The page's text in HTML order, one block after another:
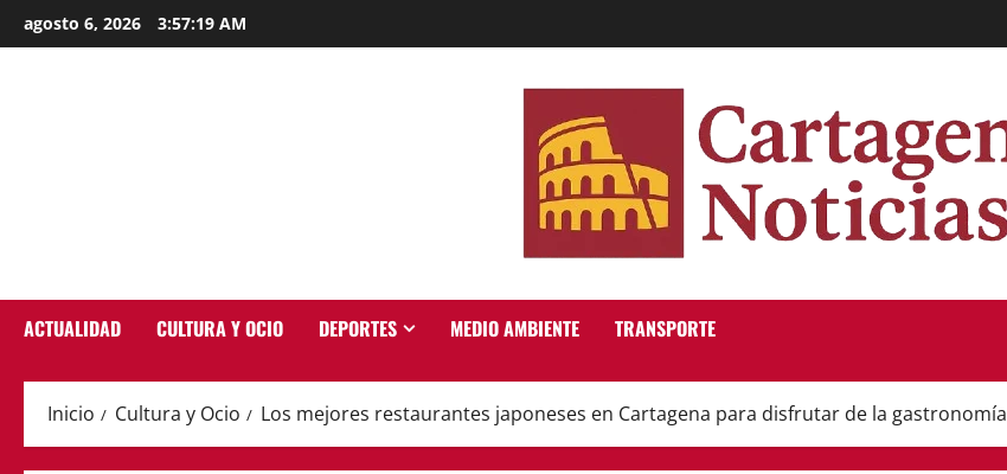
al
agosto 6, 2026 3:57:19 AM
ACTUALIDAD CULTURA Y OCIO DEPORTES MEDIO AMBIENTE TRANSPORTE
Inicio Cultura y Ocio Los mejores restaurantes japoneses en Cartagena para disfrutar de la gastronomía